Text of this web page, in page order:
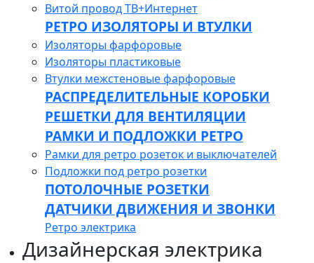
Витой провод ТВ+Интернет
РЕТРО ИЗОЛЯТОРЫ И ВТУЛКИ
Изоляторы фарфоровые
Изоляторы пластиковые
Втулки межстеновые фарфоровые
РАСПРЕДЕЛИТЕЛЬНЫЕ КОРОБКИ
РЕШЕТКИ ДЛЯ ВЕНТИЛЯЦИИ
РАМКИ И ПОДЛОЖКИ РЕТРО
Рамки для ретро розеток и выключателей
Подложки под ретро розетки
ПОТОЛОЧНЫЕ РОЗЕТКИ
ДАТЧИКИ ДВИЖЕНИЯ И ЗВОНКИ
Ретро электрика
Дизайнерская электрика